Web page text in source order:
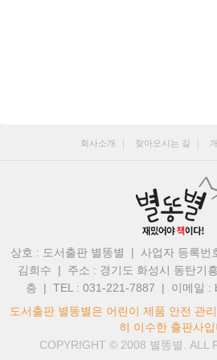
회사소개 찾아오시는 길
상호 : 도서출판 별똥별 | 사업자 등록
김희수 | 주소 : 경기도 화성시 동탄기
층 | TEL : 031-221-7887 | 이메일 :
도서출판 별똥별은 어린이 제품 안전 관
히 이수한 출판사입
COPYRIGHT © 2008 별똥별. ALL